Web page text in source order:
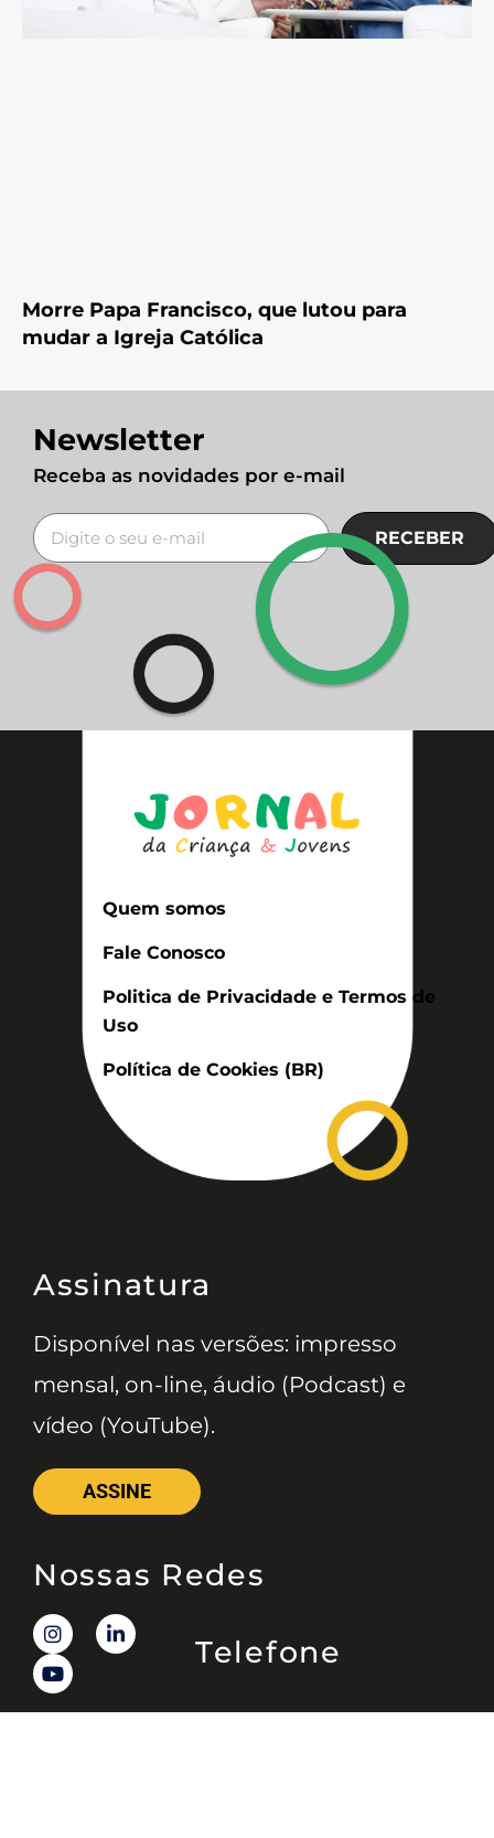
Morre Papa Francisco, que lutou para
mudar a Igreja Católica
Newsletter
Receba as novidades por e-mail
RECEBER
Quem somos
Fale Conosco
Politica de Privacidade e Termos de
Uso
Política de Cookies (BR)
Assinatura
Disponível nas versões: impresso
mensal, on-line, áudio (Podcast) e
vídeo (YouTube).
ASSINE
Nossas Redes
Telefone